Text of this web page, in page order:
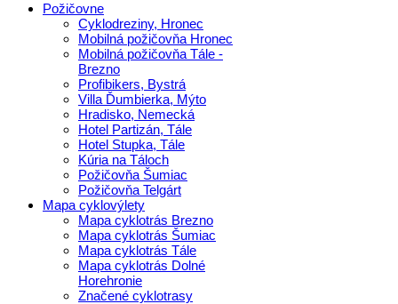
Požičovne
Cyklodreziny, Hronec
Mobilná požičovňa Hronec
Mobilná požičovňa Tále -
Brezno
Profibikers, Bystrá
Villa Ďumbierka, Mýto
Hradisko, Nemecká
Hotel Partizán, Tále
Hotel Stupka, Tále
Kúria na Táloch
Požičovňa Šumiac
Požičovňa Telgárt
Mapa cyklovýlety
Mapa cyklotrás Brezno
Mapa cyklotrás Šumiac
Mapa cyklotrás Tále
Mapa cyklotrás Dolné
Horehronie
Značené cyklotrasy